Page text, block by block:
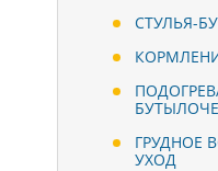
СТУЛЬЯ-
ГРУДНОЕ
УХОД